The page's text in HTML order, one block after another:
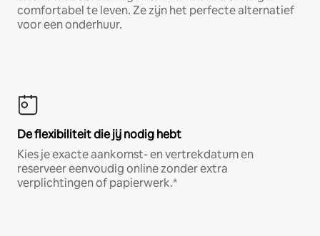
comfortabel te leven. Ze zijn het perfecte alternatief
voor een onderhuur.
De flexibiliteit die jij nodig hebt
Kies je exacte aankomst- en vertrekdatum en
reserveer eenvoudig online zonder extra
verplichtingen of papierwerk.*